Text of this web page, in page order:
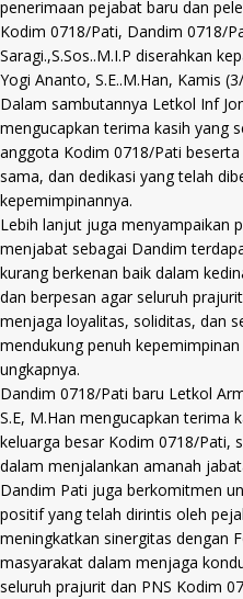
penerimaan pejabat baru dan
Kodim 0718/Pati, Dandim 0718/
Saragi.,S.Sos..M.Ι.Ρ diserahkan
Yogi Ananto, S.E..M.Han, Kamis
Dalam sambutannya Letkol Inf
mengucapkan terima kasih yang
anggota Kodim 0718/Pati
sama, dan dedikasi yang telah
kepemimpinannya.
Lebih lanjut juga menyampaikan
menjabat sebagai Dandim
kurang berkenan baik dalam
dan berpesan agar seluruh
menjaga loyalitas, soliditas, dan
mendukung penuh
ungkapnya.
Dandim 0718/Pati baru Letkol
S.E, M.Han mengucapkan terima
keluarga besar Kodim 0718/Pati,
dalam menjalankan amanah
Dandim Pati juga berkomitmen
positif yang telah dirintis oleh
meningkatkan sinergitas dengan
masyarakat dalam menjaga
seluruh prajurit dan PNS Kodim